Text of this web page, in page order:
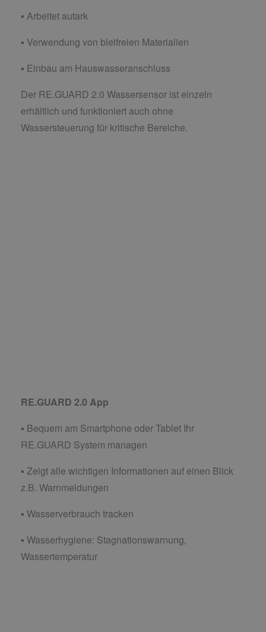
▪ Arbeitet autark
▪ Verwendung von bleifreien Materialien
▪ Einbau am Hauswasseranschluss
Der RE.GUARD 2.0 Wassersensor ist einzeln
erhältlich und funktioniert auch ohne
Wassersteuerung für kritische Bereiche.
RE.GUARD 2.0 App
▪ Bequem am Smartphone oder Tablet Ihr
RE.GUARD System managen
▪ Zeigt alle wichtigen Informationen auf einen Blick
z.B. Warnmeldungen
▪ Wasserverbrauch tracken
▪ Wasserhygiene: Stagnationswarnung,
Wassertemperatur